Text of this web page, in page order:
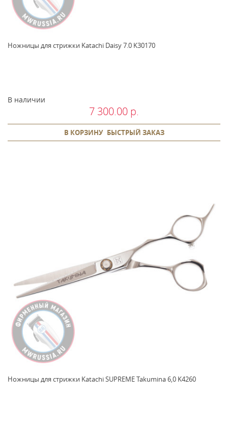
Ножницы для стрижки Katachi Daisy 7.0 K30170
В наличии
7 300.00 р.
В КОРЗИНУ БЫСТРЫЙ ЗАКАЗ
Ножницы для стрижки Katachi SUPREME Takumina 6,0 K4260